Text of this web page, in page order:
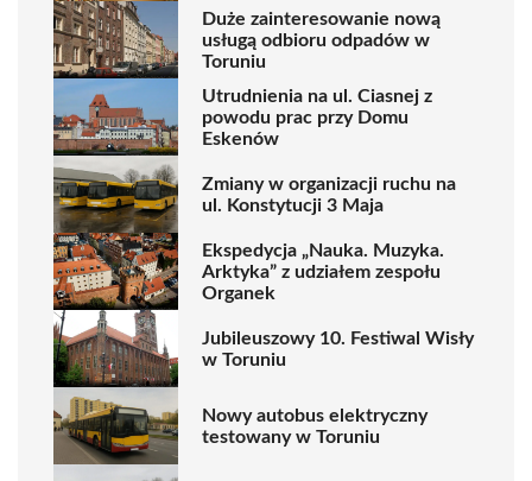
Duże zainteresowanie nową
usługą odbioru odpadów w
Toruniu
Utrudnienia na ul. Ciasnej z
powodu prac przy Domu
Eskenów
Zmiany w organizacji ruchu na
ul. Konstytucji 3 Maja
Ekspedycja „Nauka. Muzyka.
Arktyka” z udziałem zespołu
Organek
Jubileuszowy 10. Festiwal Wisły
w Toruniu
Nowy autobus elektryczny
testowany w Toruniu